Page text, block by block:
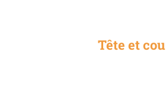
Tête et cou